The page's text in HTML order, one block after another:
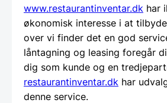
www.restaurantinventar.dk har
økonomisk interesse i at
over vi finder det en god
låntagning og leasing foregår
dig som kunde og en
restaurantinventar.dk har
denne service.